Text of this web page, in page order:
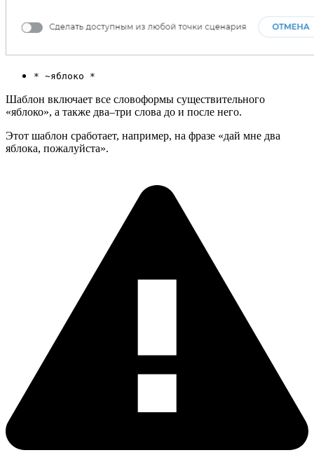
* ~яблоко *
Шаблон включает все словоформы существительного
«яблоко», а также два–три слова до и после него.
Этот шаблон сработает, например, на фразе «дай мне два
яблока, пожалуйста».